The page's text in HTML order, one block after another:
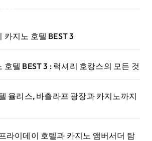
카지노 호텔 BEST 3
호텔 BEST 3 : 럭셔리 호캉스의 모든 것
율리스, 바츨라프 광장과 카지노까지
라이데이 호텔과 카지노 앰버서더 탐